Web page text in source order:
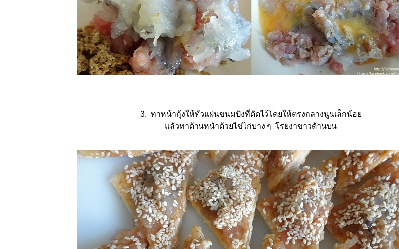
3. ทาหน้ากุ้งให้ทั่วแผ่นขนมปังที่ตัดไว้โดยให้ตรงกลางนูนเล็กน้อ
ล้วทาด้านหน้าด้วยไข่ไก่บาง ๆ โรยงาขาวด้านบน